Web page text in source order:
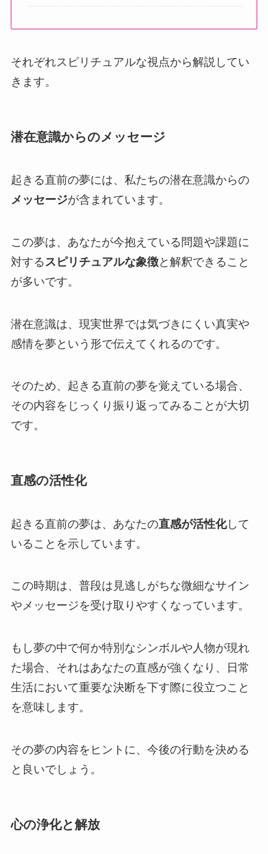
それぞれスピリチュアルな視点から解説してい
きます。
潜在意識からのメッセージ
起きる直前の夢には、私たちの潜在意識からの
メッセージが含まれています。
この夢は、あなたが今抱えている問題や課題に
対するスピリチュアルな象徴と解釈できること
が多いです。
潜在意識は、現実世界では気づきにくい真実や
感情を夢という形で伝えてくれるのです。
そのため、起きる直前の夢を覚えている場合、
その内容をじっくり振り返ってみることが大切
です。
直感の活性化
起きる直前の夢は、あなたの直感が活性化して
いることを示しています。
この時期は、普段は見逃しがちな微細なサイン
やメッセージを受け取りやすくなっています。
もし夢の中で何か特別なシンボルや人物が現れ
た場合、それはあなたの直感が強くなり、日常
生活において重要な決断を下す際に役立つこと
を意味します。
その夢の内容をヒントに、今後の行動を決める
と良いでしょう。
心の浄化と解放